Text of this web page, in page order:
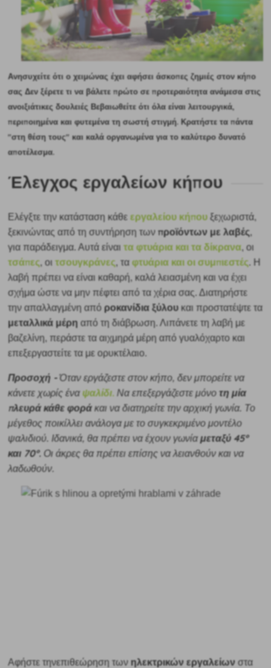
Ανησυχείτε ότι ο χειμώνας έχει αφήσει άσκοπες ζημιές στον κήπο
σας Δεν ξέρετε τι να βάλετε πρώτο σε προτεραιότητα ανάμεσα στις
ανοιξιάτικες δουλειές Βεβαιωθείτε ότι όλα είναι λειτουργικά,
περιποιημένα και φυτεμένα τη σωστή στιγμή. Κρατήστε τα πάντα
"στη θέση τους" και καλά οργανωμένα για το καλύτερο δυνατό
αποτέλεσμα.
Έλεγχος εργαλείων κήπου
Ελέγξτε την κατάσταση κάθεεργαλείου κήπουξεχωριστά,
ξεκινώντας από τη συντήρηση τωνπροϊόντων με λαβές,
για παράδειγμα. Αυτά είναιτα φτυάρια και τα δίκρανα, οι
τσάπες, οιτσουγκράνες, ταφτυάρια και οι συμπιεστές. Η
λαβή πρέπει να είναι καθαρή, καλά λειασμένη και να έχει
σχήμα ώστε να μην πέφτει από τα χέρια σας. Διατηρήστε
την απαλλαγμένη απόροκανίδια ξύλουκαι προστατέψτε τα
μεταλλικά μέρη από τη διάβρωση. Λιπάνετε τη λαβή με
βαζελίνη, περάστε τα αιχμηρά μέρη από γυαλόχαρτο και
επεξεργαστείτε τα με ορυκτέλαιο.
Προσοχή -Όταν εργάζεστε στον κήπο, δεν μπορείτε να
κάνετε χωρίς έναψαλίδι. Να επεξεργάζεστε μόνοτη μία
πλευρά κάθε φοράκαι να διατηρείτε την αρχική γωνία. Το
μέγεθος ποικίλλει ανάλογα με το συγκεκριμένο μοντέλο
ψαλιδιού. Ιδανικά, θα πρέπει να έχουν γωνίαμεταξύ 45°
και 70°. Οι άκρες θα πρέπει επίσης να λειανθούν και να
λαδωθούν.
Αφήστε τηνεπιθεώρηση τωνηλεκτρικών εργαλείων στα